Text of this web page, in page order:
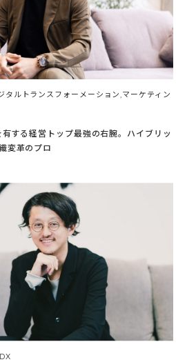
タルトランスフォーメーション,マーケティン
する経営トップ最強の右腕。ハイブリッ
変革のプロ